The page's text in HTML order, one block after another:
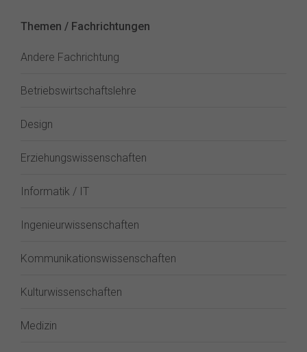
Themen / Fachrichtungen
Andere Fachrichtung
Betriebswirtschaftslehre
Design
Erziehungswissenschaften
Informatik / IT
Ingenieurwissenschaften
Kommunikationswissenschaften
Kulturwissenschaften
Medizin